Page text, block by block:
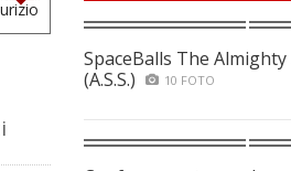
SpaceBalls The Almighty
(A.S.S.)
10 FOTO